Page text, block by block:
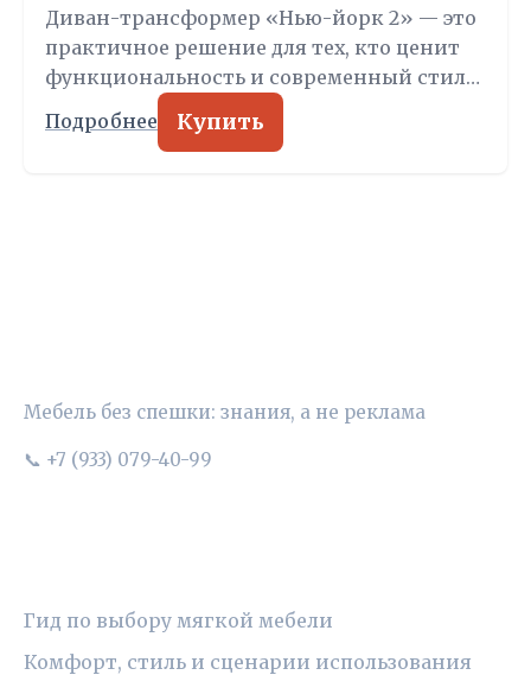
Диван-трансформер «Нью-йорк 2» — это
практичное решение для тех, кто ценит
функциональность и современный стил…
Подробнее Купить
Мебель без спешки: знания, а не реклама
📞 +7 (933) 079-40-99
Гид по выбору мягкой мебели
Комфорт, стиль и сценарии использования